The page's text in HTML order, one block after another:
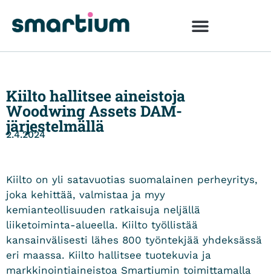
Kiilto hallitsee aineistoja
Woodwing Assets DAM-
järjestelmällä
2.4.2024
Kiilto on yli satavuotias suomalainen perheyritys,
joka kehittää, valmistaa ja myy
kemianteollisuuden ratkaisuja neljällä
liiketoiminta-alueella. Kiilto työllistää
kansainvälisesti lähes 800 työntekjää yhdeksässä
eri maassa. Kiilto hallitsee tuotekuvia ja
markkinointiaineistoa Smartiumin toimittamalla